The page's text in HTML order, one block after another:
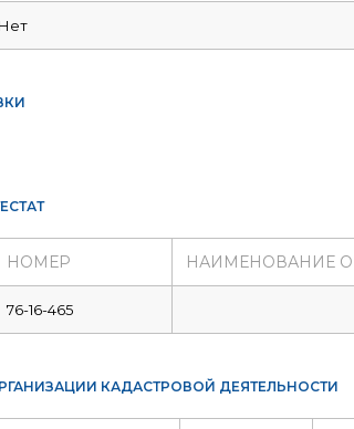
Нет
НОМЕР НАИМЕНОВАНИЕ
76-16-465
КАДАСТРОВОЙ ДЕЯТЕЛЬНОСТИ